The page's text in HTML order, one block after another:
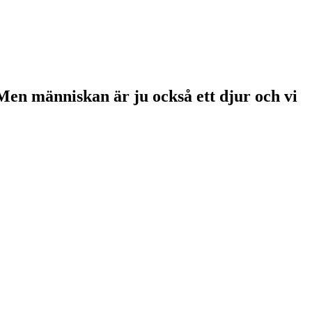
människan är ju också ett djur och vi